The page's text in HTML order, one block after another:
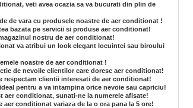
veti avea ocazia sa va bucurati din plin de
de vara cu produsele noastre de aer conditionat !
bazata pe servicii si produse aer conditionat!
nostru de aer conditionat!
va atribui un look elegant locuintei sau biroului
noastre de aer conditionat !
de nevoile clientilor care doresc aer conditionat!
respectam clientii interesati de aer conditionat!
pentru a va intampina orice nevoie sau capriciu!
conditionat, sunati-ne la numerele afisate!
conditionat variaza de la o ora pana la 5 ore!